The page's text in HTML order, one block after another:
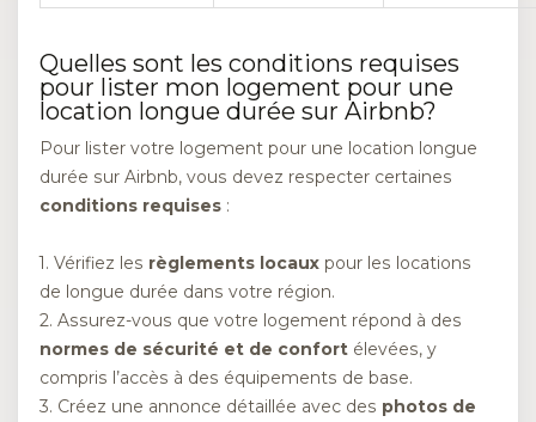
Quelles sont les conditions requises
pour lister mon logement pour une
location longue durée sur Airbnb?
Pour lister votre logement pour une location longue
durée sur Airbnb, vous devez respecter certaines
conditions requises :
1. Vérifiez les règlements locaux pour les locations
de longue durée dans votre région.
2. Assurez-vous que votre logement répond à des
normes de sécurité et de confort élevées, y
compris l’accès à des équipements de base.
3. Créez une annonce détaillée avec des photos de